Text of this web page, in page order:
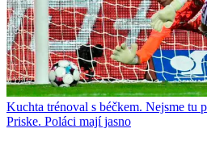
Kuchta trénoval s béčkem. Nejsme tu
Priske. Poláci mají jasno